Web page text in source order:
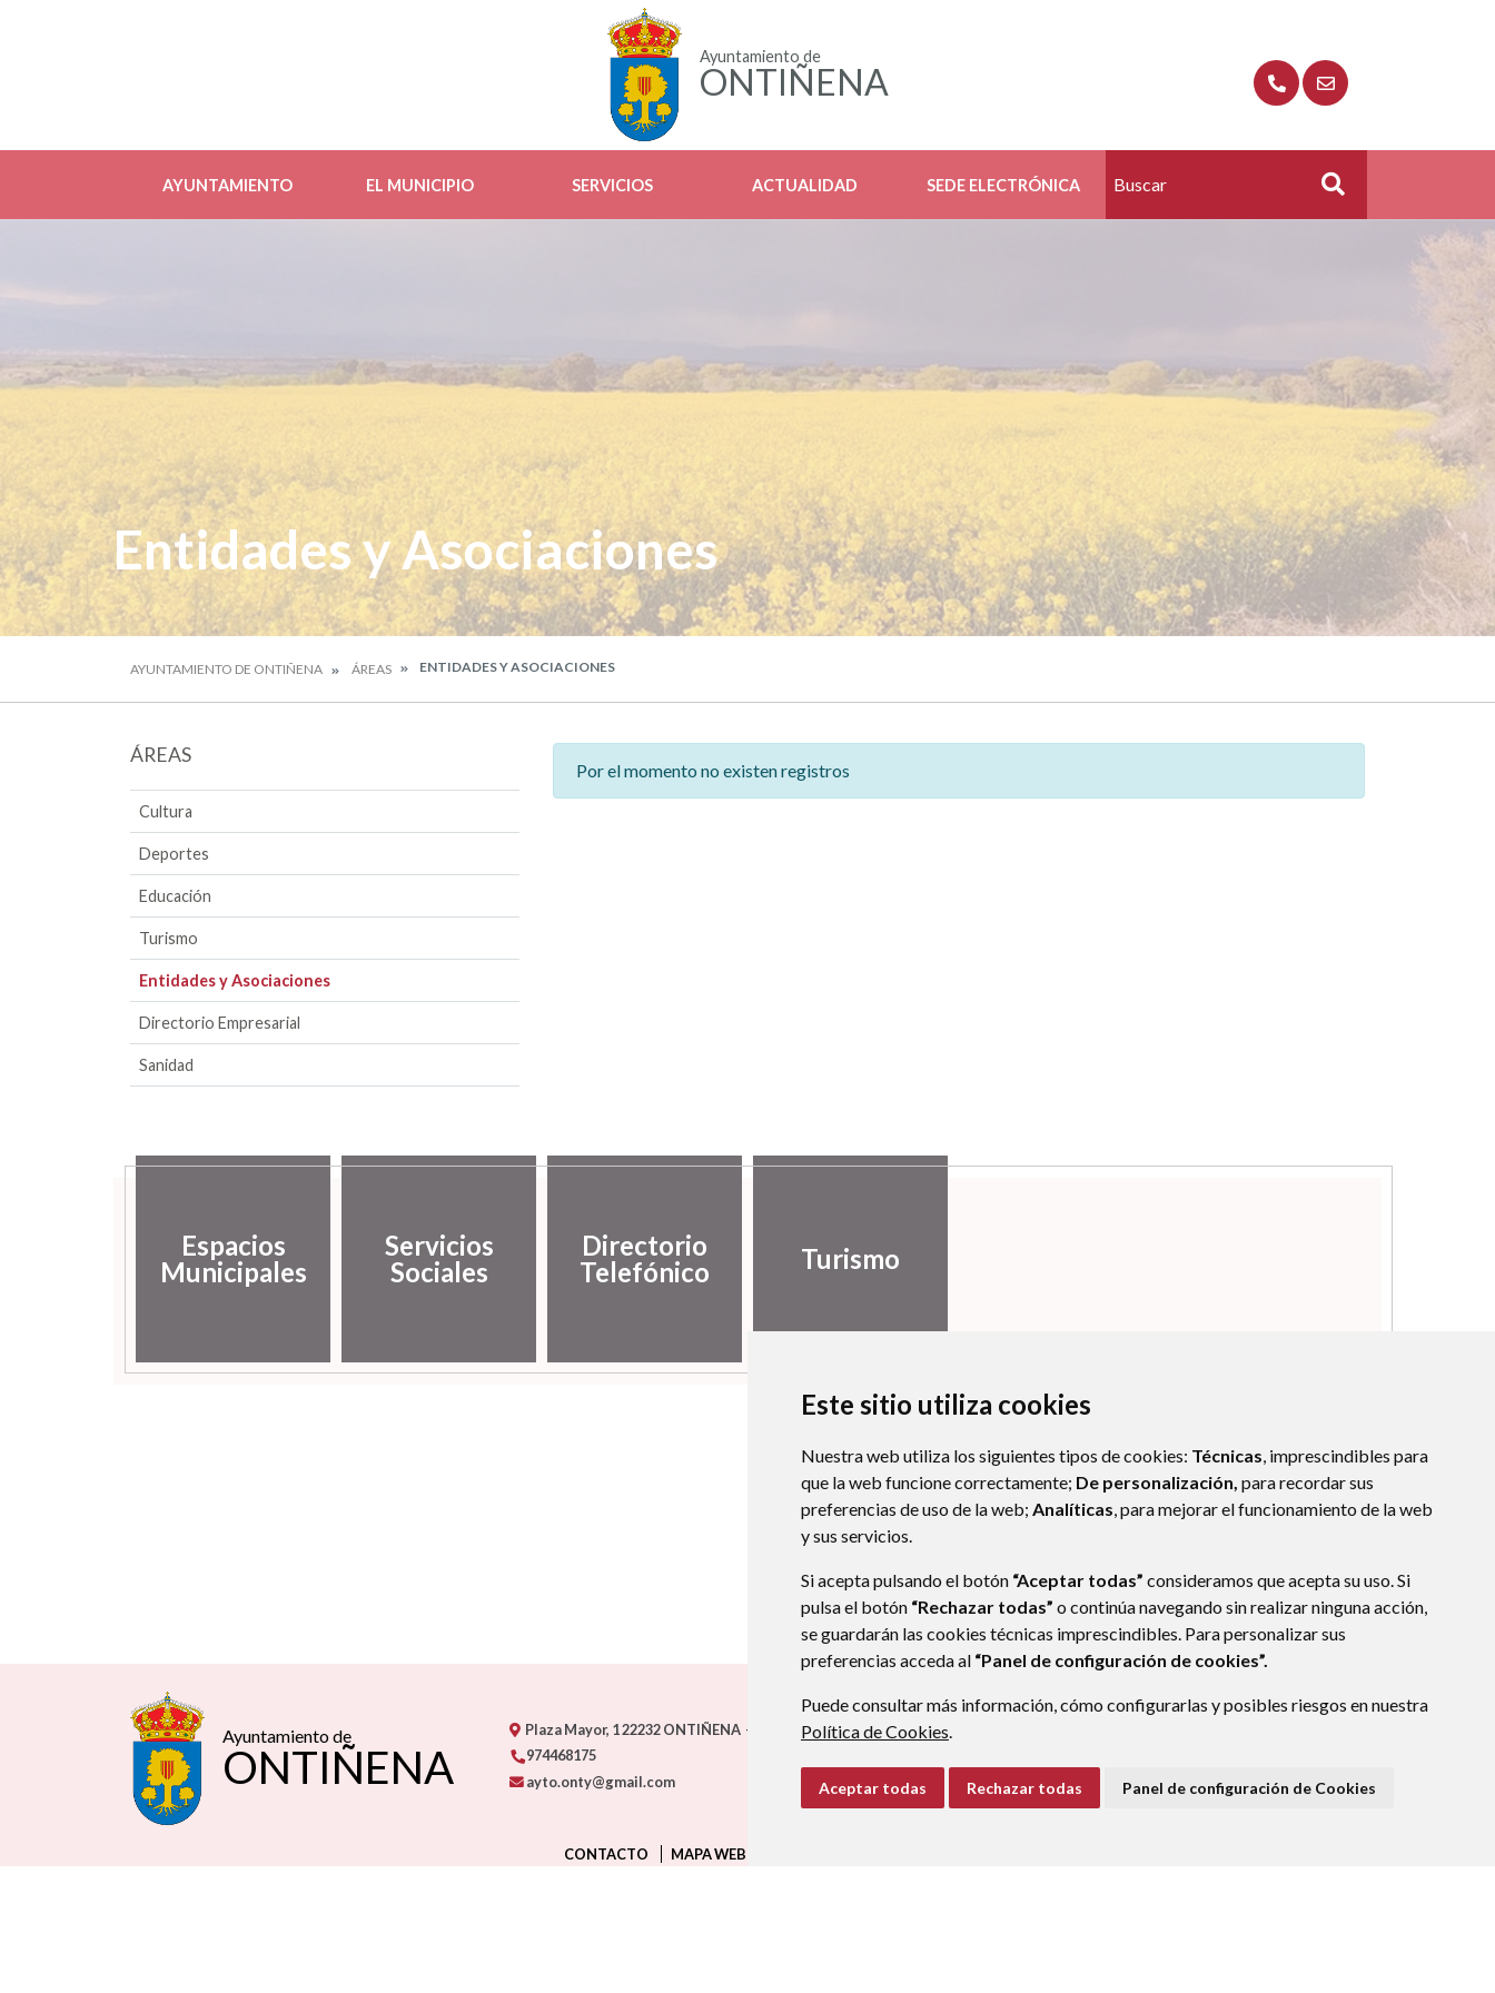
Este sitio utiliza cookies
Nuestra web utiliza los siguientes tipos de cookies: Técnicas, imprescindibles para
que la web funcione correctamente; De personalización, para recordar sus
preferencias de uso de la web; Analíticas, para mejorar el funcionamiento de la web
y sus servicios.
Si acepta pulsando el botón “Aceptar todas” consideramos que acepta su uso. Si
pulsa el botón “Rechazar todas” o continúa navegando sin realizar ninguna acción,
se guardarán las cookies técnicas imprescindibles. Para personalizar sus
preferencias acceda al “Panel de configuración de cookies”.
Puede consultar más información, cómo configurarlas y posibles riesgos en nuestra
Política de Cookies.
Aceptar todas Rechazar todas Panel de configuración de Cookies
Ayuntamiento de
ONTIÑENA
AYUNTAMIENTO EL MUNICIPIO SERVICIOS ACTUALIDAD SEDE ELECTRÓNICA Buscar
Entidades y Asociaciones
AYUNTAMIENTO DE ONTIÑENA ÁREAS ENTIDADES Y ASOCIACIONES
ÁREAS
Cultura
Deportes
Educación
Turismo
Entidades y Asociaciones
Directorio Empresarial
Sanidad
Por el momento no existen registros
Espacios
Municipales
Servicios
Sociales
Directorio
Telefónico
Turismo
Ayuntamiento de
ONTIÑENA
Plaza Mayor, 122232ONTIÑENA - ARAGÓN(ESPAÑA)
974468175
ayto.onty@gmail.com
CONTACTO MAPA WEB